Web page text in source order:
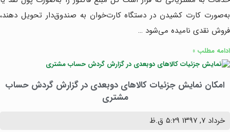
به‌صورت کارت کشیدن در دستگاه کارت‌خوان به صندوق‌دار تحویل دهند،
فروش نقدی نامیده می‌شود …
ادامه مطلب »
امکان نمایش جزئیات کالاهای دوبعدی در گزارش گردش حساب
مشتری
خرداد ۷, ۱۳۹۷
۵:۲۹ ق.ظ